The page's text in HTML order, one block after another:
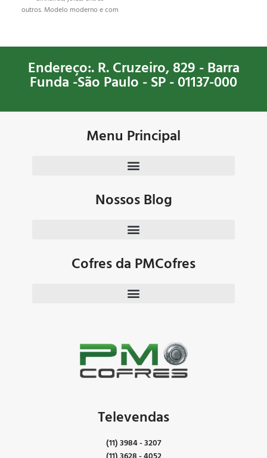
outros. Modelo moderno e com
com chave tetra, além de contar
otimizar o espaço. Desenvolvido
exclusivamente para CACS.
Endereço:. R. Cruzeiro, 829 - Barra
Funda -São Paulo - SP - 01137-000
Menu Principal
Nossos Blog
Cofres da PMCofres
Televendas
(11) 3984 - 3207